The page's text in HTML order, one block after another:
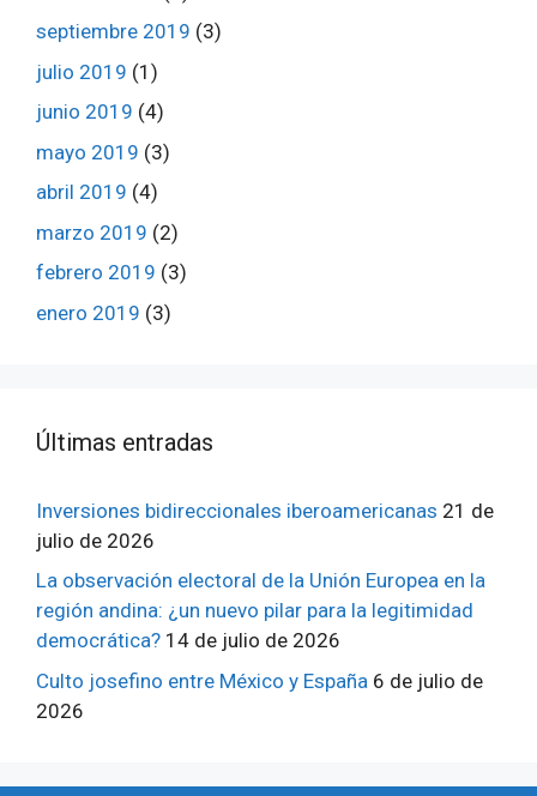
septiembre 2019 (3)
julio 2019 (1)
junio 2019 (4)
mayo 2019 (3)
abril 2019 (4)
marzo 2019 (2)
febrero 2019 (3)
enero 2019 (3)
ÚItimas entradas
Inversiones bidireccionales iberoamericanas 21 de
julio de 2026
La observación electoral de la Unión Europea en la
región andina: ¿un nuevo pilar para la legitimidad
democrática? 14 de julio de 2026
Culto josefino entre México y España 6 de julio de
2026